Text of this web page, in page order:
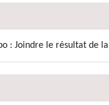
: Joindre le résultat de